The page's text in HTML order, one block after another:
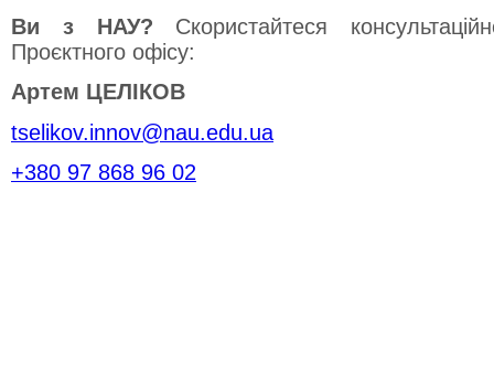
Ви з НАУ? Скористайтеся
Проєктного офісу:
Артем ЦЕЛІКОВ
tselikov.innov@nau.edu.ua
+380 97 868 96 02